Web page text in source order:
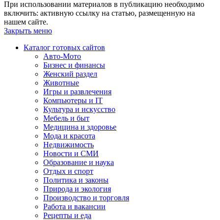
При использовании материалов в публикацию необходимо
включить: активную ссылку на статью, размещенную на
нашем сайте.
Закрыть меню
Каталог готовых сайтов
Авто-Мото
Бизнес и финансы
Женский раздел
Животные
Игры и развлечения
Компьютеры и IT
Культура и искусство
Мебель и быт
Медицина и здоровье
Мода и красота
Недвижимость
Новости и СМИ
Образование и наука
Отдых и спорт
Политика и законы
Природа и экология
Производство и торговля
Работа и вакансии
Рецепты и еда